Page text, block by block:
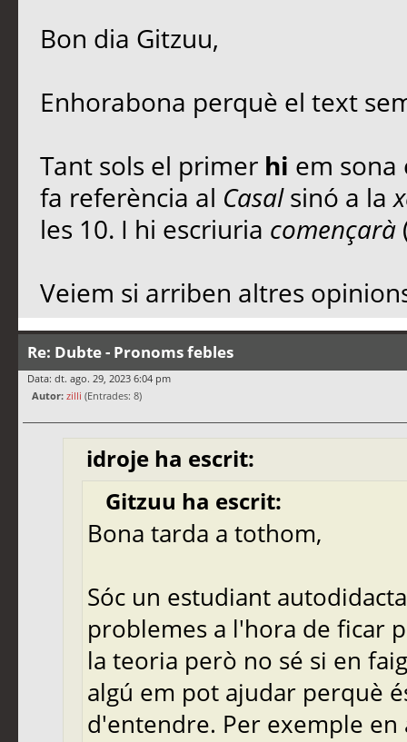
Bon dia Gitzuu,
Enhorabona perquè el text
Tant sols el primer hi em
fa referència al Casalsinó a la
les 10. I hi escriuria començarà
Veiem si arriben altres
Re: Dubte - Pronoms febles
Data: dt. ago. 29, 2023 6:04 pm
Autor: zilli (Entrades: 8)
idroje ha escrit:
Gitzuu ha escrit:
Bona tarda a tothom,
Sóc un estudiant
problemes a l'hora de ficar
la teoria però no sé si en
algú em pot ajudar perquè
d'entendre. Per exemple en